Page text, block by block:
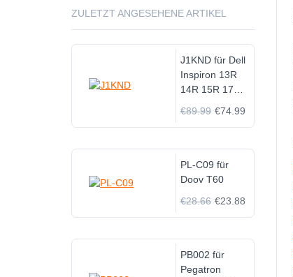
ZULETZT ANGESEHENE ARTIKEL
J1KND für Dell
Inspiron 13R
14R 15R 17R
€89.99 €74.99
PL-C09 für
Doov T60
€28.66 €23.88
PB002 für
Pegatron